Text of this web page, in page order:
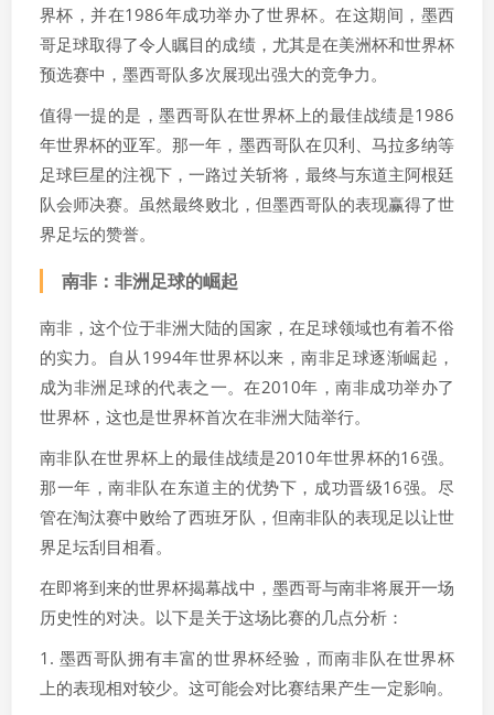
界杯，并在1986年成功举办了世界杯。在这期间，墨西
哥足球取得了令人瞩目的成绩，尤其是在美洲杯和世界杯
预选赛中，墨西哥队多次展现出强大的竞争力。
值得一提的是，墨西哥队在世界杯上的最佳战绩是1986
年世界杯的亚军。那一年，墨西哥队在贝利、马拉多纳等
足球巨星的注视下，一路过关斩将，最终与东道主阿根廷
队会师决赛。虽然最终败北，但墨西哥队的表现赢得了世
界足坛的赞誉。
南非：非洲足球的崛起
南非，这个位于非洲大陆的国家，在足球领域也有着不俗
的实力。自从1994年世界杯以来，南非足球逐渐崛起，
成为非洲足球的代表之一。在2010年，南非成功举办了
世界杯，这也是世界杯首次在非洲大陆举行。
南非队在世界杯上的最佳战绩是2010年世界杯的16强。
那一年，南非队在东道主的优势下，成功晋级16强。尽
管在淘汰赛中败给了西班牙队，但南非队的表现足以让世
界足坛刮目相看。
在即将到来的世界杯揭幕战中，墨西哥与南非将展开一场
历史性的对决。以下是关于这场比赛的几点分析：
1. 墨西哥队拥有丰富的世界杯经验，而南非队在世界杯
上的表现相对较少。这可能会对比赛结果产生一定影响。